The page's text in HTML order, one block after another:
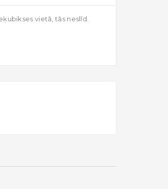
vietā, tās neslīd.